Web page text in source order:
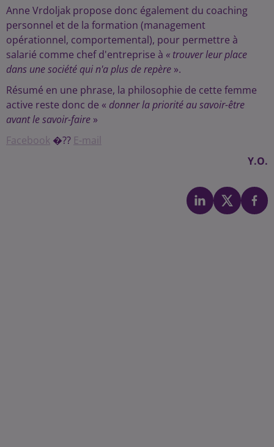
Anne Vrdoljak propose donc également du coaching
personnel et de la formation (management
opérationnel, comportemental), pour permettre à
salarié comme chef d'entreprise à « trouver leur place
dans une société qui n'a plus de repère ».
Résumé en une phrase, la philosophie de cette femme
active reste donc de « donner la priorité au savoir-être
avant le savoir-faire »
Facebook �?? E-mail
Y.O.